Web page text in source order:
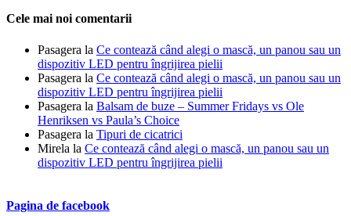
Cele mai noi comentarii
Pasagera la Ce contează când alegi o mască, un panou sau un
dispozitiv LED pentru îngrijirea pielii
Pasagera la Ce contează când alegi o mască, un panou sau un
dispozitiv LED pentru îngrijirea pielii
Pasagera la Balsam de buze – Summer Fridays vs Ole
Henriksen vs Paula’s Choice
Pasagera la Tipuri de cicatrici
Mirela la Ce contează când alegi o mască, un panou sau un
dispozitiv LED pentru îngrijirea pielii
Pagina de facebook